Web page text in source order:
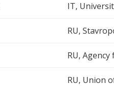
IT,
RU,
RU,
RU, Union